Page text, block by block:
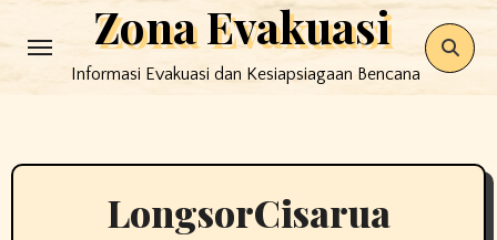
to
Zona Evakuasi
Informasi Evakuasi dan Kesiapsiagaan Bencana
LongsorCisarua